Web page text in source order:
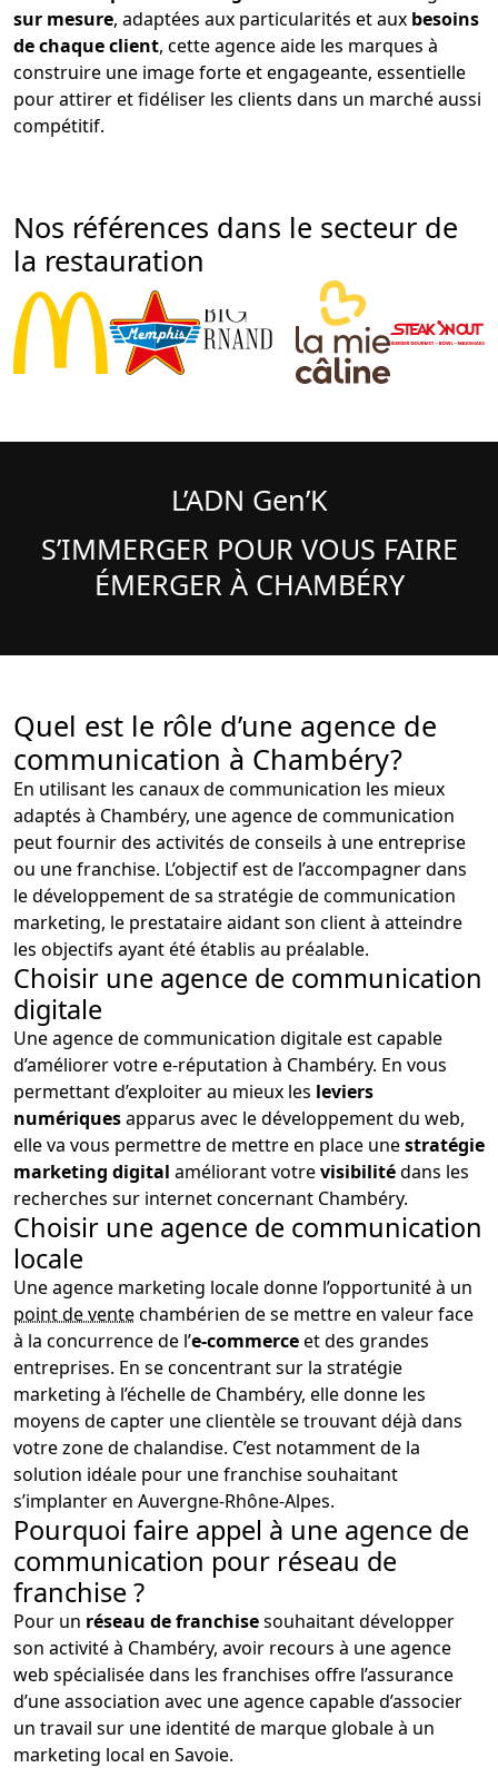
sur mesure, adaptées aux particularités et aux besoins
de chaque client, cette agence aide les marques à
construire une image forte et engageante, essentielle
pour attirer et fidéliser les clients dans un marché aussi
compétitif.
Nos références dans le secteur de
la restauration
L’ADN Gen’K
S’IMMERGER POUR VOUS FAIRE
ÉMERGER À CHAMBÉRY
Quel est le rôle d’une agence de
communication à Chambéry?
En utilisant les canaux de communication les mieux
adaptés à Chambéry, une agence de communication
peut fournir des activités de conseils à une entreprise
ou une franchise. L’objectif est de l’accompagner dans
le développement de sa stratégie de communication
marketing, le prestataire aidant son client à atteindre
les objectifs ayant été établis au préalable.
Choisir une agence de communication
digitale
Une agence de communication digitale est capable
d’améliorer votre e-réputation à Chambéry. En vous
permettant d’exploiter au mieux les leviers
numériquesapparus avec le développement du web,
elle va vous permettre de mettre en place unestratégie
marketing digital améliorant votrevisibilitédans les
recherches sur internet concernant Chambéry.
Choisir une agence de communication
locale
Une agence marketing locale donne l’opportunité à un
point de ventechambérien de se mettre en valeur face
à la concurrence de l’e-commerceet des grandes
entreprises. En se concentrant sur la stratégie
marketing à l’échelle de Chambéry, elle donne les
moyens de capter une clientèle se trouvant déjà dans
votre zone de chalandise. C’est notamment de la
solution idéale pour une franchise souhaitant
s’implanter en Auvergne-Rhône-Alpes.
Pourquoi faire appel à une agence de
communication pour réseau de
franchise ?
Pour un réseau de franchisesouhaitant développer
son activité à Chambéry, avoir recours à une agence
web spécialisée dans les franchises offre l’assurance
d’une association avec une agence capable d’associer
un travail sur une identité de marque globale à un
marketing local en Savoie.